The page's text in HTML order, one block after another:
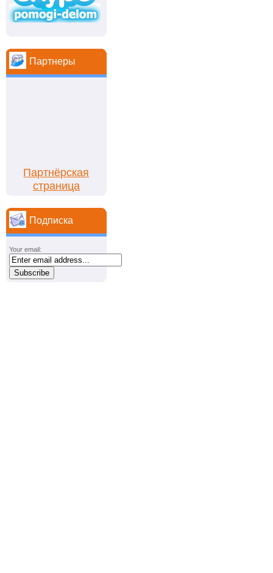
Партнеры
Партнёрская
страница
Подписка
Your email: